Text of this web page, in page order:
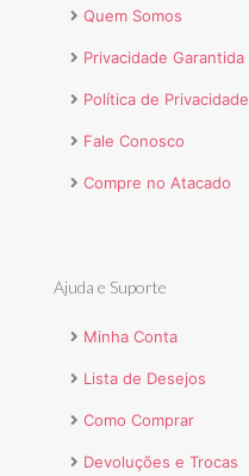
Quem Somos
Privacidade Garantida
Política de Privacidade
Fale Conosco
Compre no Atacado
Ajuda e Suporte
Minha Conta
Lista de Desejos
Como Comprar
Devoluções e Trocas